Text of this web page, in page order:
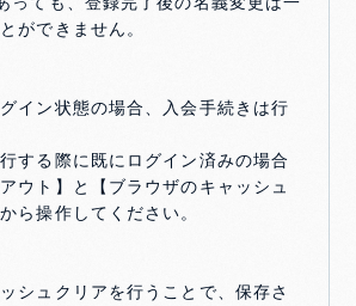
ができません。
イン状態の場合、入会手続きは行
する際に既にログイン済みの場合
ウト】と【ブラウザのキャッシュ
ら操作してください。
シュクリアを行うことで、保存さ